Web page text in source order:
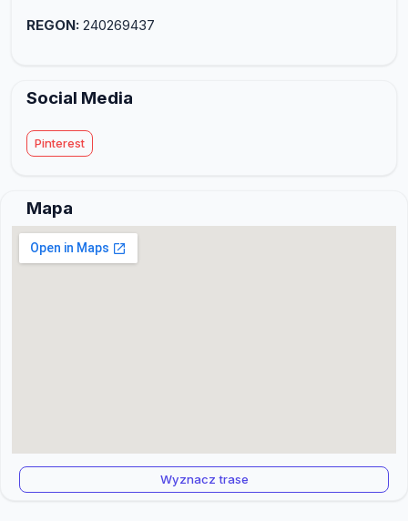
REGON: 240269437
Social Media
Pinterest
Mapa
Wyznacz trase